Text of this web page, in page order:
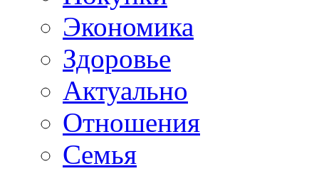
Экономика
Здоровье
Актуально
Отношения
Семья